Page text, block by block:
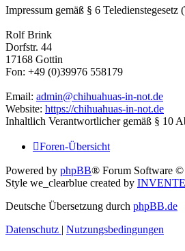
Impressum gemäß § 6
Rolf Brink
Dorfstr. 44
17168 Gottin
Fon: +49 (0)39976 558179
Email: admin@chihuahuas-in-not.de
Website: https://chihuahuas-in-not.de
Inhaltlich Verantwortlicher gemäß § 10
Foren-Übersicht
Powered by phpBB® Forum Software
Style we_clearblue created by
Deutsche Übersetzung durch phpBB.de
Datenschutz | Nutzungsbedingungen